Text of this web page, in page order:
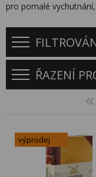
pro pomalé
ŘAZENÍ
výprodej